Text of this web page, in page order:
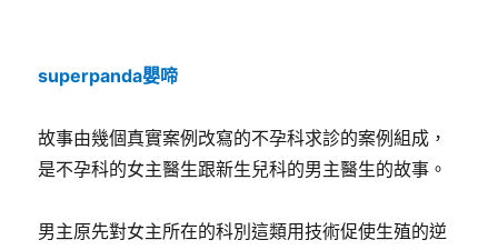
superpanda嬰啼
故事由幾個真實案例改寫的不孕科求診的案例組成，
是不孕科的女主醫生跟新生兒科的男主醫生的故事。
男主原先對女主所在的科別這類用技術促使生殖的逆